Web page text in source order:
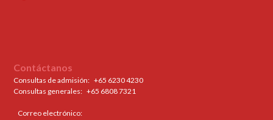
Contáctanos
Consultas de admisión:+65 6230 4230
Consultas generales: ‍+65 6808 7321
Correo electrónico: